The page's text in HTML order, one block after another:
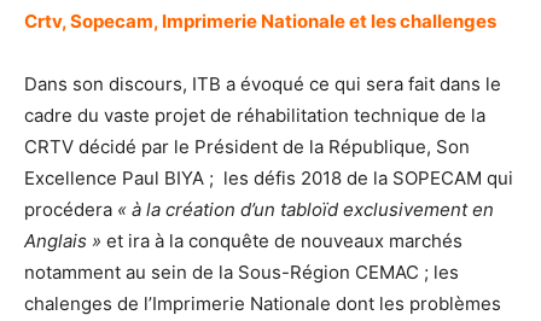
Crtv, Sopecam, Imprimerie Nationale et les challenges
Dans son discours, ITB a évoqué ce qui sera fait dans le
cadre du vaste projet de réhabilitation technique de la
CRTV décidé par le Président de la République, Son
Excellence Paul BIYA ; les défis 2018 de la SOPECAM qui
procédera « à la création d’un tabloïd exclusivement en
Anglais » et ira à la conquête de nouveaux marchés
notamment au sein de la Sous-Région CEMAC ; les
chalenges de l’Imprimerie Nationale dont les problèmes